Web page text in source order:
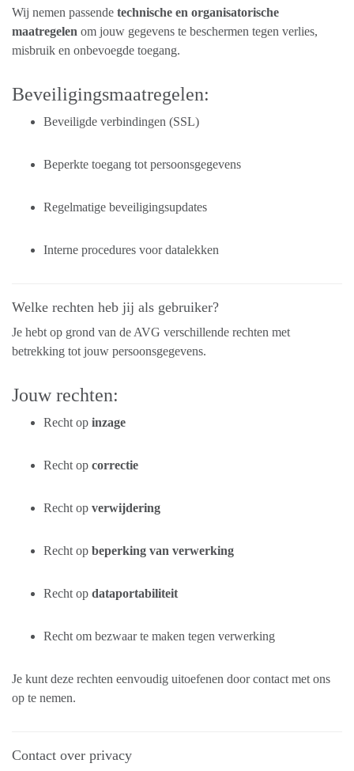
Wij nemen passende technische en organisatorische
maatregelen om jouw gegevens te beschermen tegen verlies,
misbruik en onbevoegde toegang.
Beveiligingsmaatregelen:
Beveiligde verbindingen (SSL)
Beperkte toegang tot persoonsgegevens
Regelmatige beveiligingsupdates
Interne procedures voor datalekken
Welke rechten heb jij als gebruiker?
Je hebt op grond van de AVG verschillende rechten met
betrekking tot jouw persoonsgegevens.
Jouw rechten:
Recht op inzage
Recht op correctie
Recht op verwijdering
Recht op beperking van verwerking
Recht op dataportabiliteit
Recht om bezwaar te maken tegen verwerking
Je kunt deze rechten eenvoudig uitoefenen door contact met ons
op te nemen.
Contact over privacy